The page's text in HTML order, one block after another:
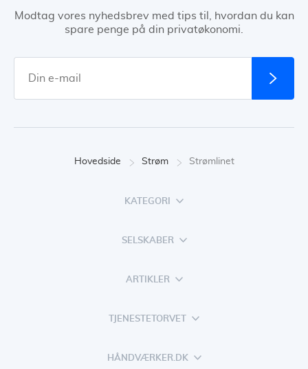
Modtag vores nyhedsbrev med tips til, hvordan du kan
spare penge på din privatøkonomi.
Hovedside Strøm Strømlinet
KATEGORI
SELSKABER
ARTIKLER
TJENESTETORVET
HÅNDVÆRKER.DK